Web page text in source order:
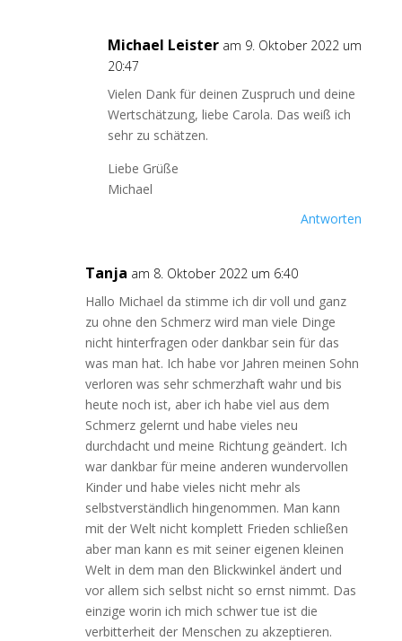
Michael Leister am 9. Oktober 2022 um
20:47
Vielen Dank für deinen Zuspruch und deine
Wertschätzung, liebe Carola. Das weiß ich
sehr zu schätzen.
Liebe Grüße
Michael
Antworten
Tanja am 8. Oktober 2022 um 6:40
Hallo Michael da stimme ich dir voll und ganz
zu ohne den Schmerz wird man viele Dinge
nicht hinterfragen oder dankbar sein für das
was man hat. Ich habe vor Jahren meinen Sohn
verloren was sehr schmerzhaft wahr und bis
heute noch ist, aber ich habe viel aus dem
Schmerz gelernt und habe vieles neu
durchdacht und meine Richtung geändert. Ich
war dankbar für meine anderen wundervollen
Kinder und habe vieles nicht mehr als
selbstverständlich hingenommen. Man kann
mit der Welt nicht komplett Frieden schließen
aber man kann es mit seiner eigenen kleinen
Welt in dem man den Blickwinkel ändert und
vor allem sich selbst nicht so ernst nimmt. Das
einzige worin ich mich schwer tue ist die
verbitterheit der Menschen zu akzeptieren.